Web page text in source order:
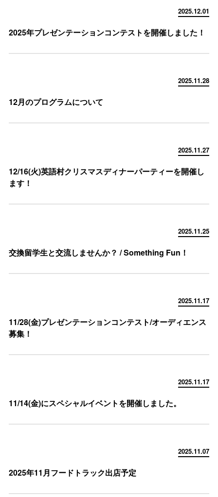
2025.12.01
2025年プレゼンテーションコンテストを開催しました！
2025.11.28
12月のプログラムについて
2025.11.27
12/16(火)英語村クリスマスディナーパーティーを開催し
ます！
2025.11.25
交換留学生と交流しませんか？ / Something Fun！
2025.11.17
11/28(金)プレゼンテーションコンテスト/オーディエンス
募集！
2025.11.17
11/14(金)にスペシャルイベントを開催しました。
2025.11.07
2025年11月フードトラック出店予定